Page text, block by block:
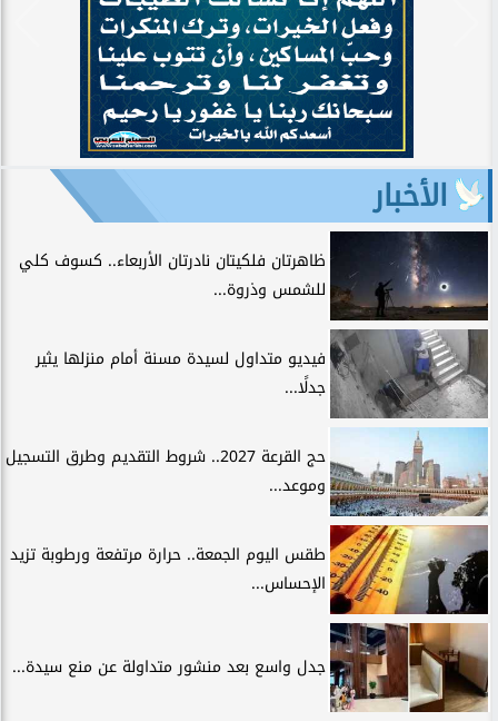
الأخبار
ظاهرتان فلكيتان نادرتان الأربعاء.. كسوف كلي
للشمس وذروة...
فيديو متداول لسيدة مسنة أمام منزلها يثير
جدلًا...
حج القرعة 2027.. شروط التقديم وطرق التسجيل
وموعد...
طقس اليوم الجمعة.. حرارة مرتفعة ورطوبة تزيد
الإحساس...
جدل واسع بعد منشور متداولة عن منع سيدة...